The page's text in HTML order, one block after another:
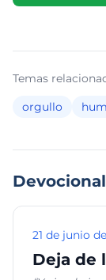
Temas
orgullo
21 de junio
Deja de